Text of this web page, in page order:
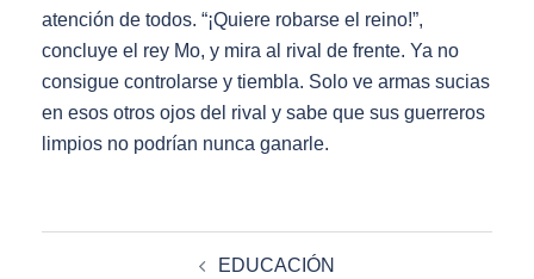
atención de todos. “¡Quiere robarse el reino!”,
concluye el rey Mo, y mira al rival de frente. Ya no
consigue controlarse y tiembla. Solo ve armas sucias
en esos otros ojos del rival y sabe que sus guerreros
limpios no podrían nunca ganarle.
EDUCACIÓN